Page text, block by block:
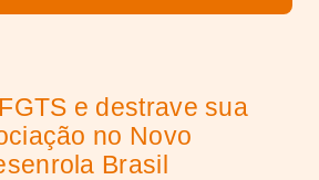
e destrave sua
no Novo
Brasil